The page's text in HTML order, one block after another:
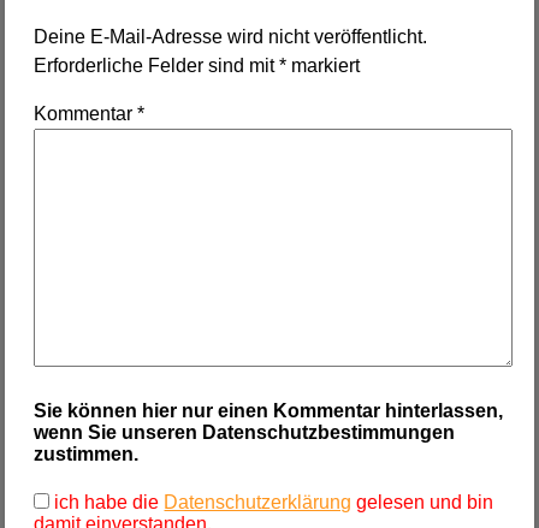
Deine E-Mail-Adresse wird nicht veröffentlicht.
Erforderliche Felder sind mit* markiert
Kommentar*
Sie können hier nur einen Kommentar hinterlassen,
wenn Sie unseren Datenschutzbestimmungen
zustimmen.
ich habe die Datenschutzerklärung gelesen und bin
damit einverstanden.